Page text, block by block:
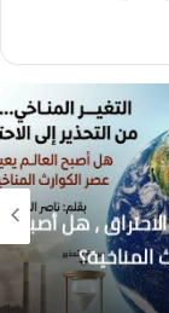
، هل أصبح